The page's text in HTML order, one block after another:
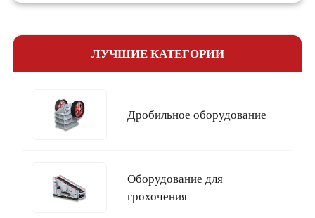
ЛУЧШИЕ КАТЕГОРИИ
Дробильное оборудование
Оборудование для
грохочения